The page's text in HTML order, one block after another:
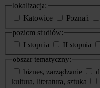
lokalizacja:
Katowice
Poznań
poziom studiów:
I stopnia
II stopnia
obszar tematyczny:
biznes, zarządzanie
kultura, literatura, sztuka